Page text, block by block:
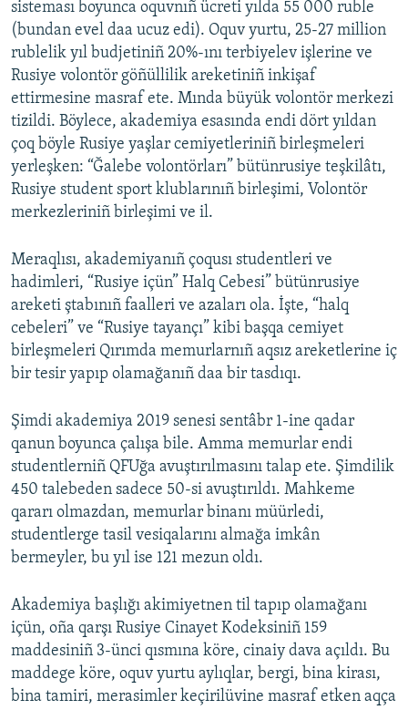
sisteması boyunca oquvnıñ ücreti yılda 55 000 ruble
(bundan evel daa ucuz edi). Oquv yurtu, 25-27 million
rublelik yıl budjetiniñ 20%-ını terbiyelev işlerine ve
Rusiye volontör göñüllilik areketiniñ inkişaf
ettirmesine masraf ete. Mında büyük volontör merkezi
tizildi. Böylece, akademiya esasında endi dört yıldan
çoq böyle Rusiye yaşlar cemiyetleriniñ birleşmeleri
yerleşken: “Ğalebe volontörları” bütünrusiye teşkilâtı,
Rusiye student sport klublarınıñ birleşimi, Volontör
merkezleriniñ birleşimi ve il.
Meraqlısı, akademiyanıñ çoqusı studentleri ve
hadimleri, “Rusiye içün” Halq Cebesi” bütünrusiye
areketi ştabınıñ faalleri ve azaları ola. İşte, “halq
cebeleri” ve “Rusiye tayançı” kibi başqa cemiyet
birleşmeleri Qırımda memurlarnıñ aqsız areketlerine iç
bir tesir yapıp olamağanıñ daa bir tasdıqı.
Şimdi akademiya 2019 senesi sentâbr 1-ine qadar
qanun boyunca çalışa bile. Amma memurlar endi
studentlerniñ QFUğa avuştırılmasını talap ete. Şimdilik
450 talebeden sadece 50-si avuştırıldı. Mahkeme
qararı olmazdan, memurlar binanı müürledi,
studentlerge tasil vesiqalarını almağa imkân
bermeyler, bu yıl ise 121 mezun oldı.
Akademiya başlığı akimiyetnen til tapıp olamağanı
içün, oña qarşı Rusiye Cinayet Kodeksiniñ 159
maddesiniñ 3-ünci qısmına köre, cinaiy dava açıldı. Bu
maddege köre, oquv yurtu aylıqlar, bergi, bina kirası,
bina tamiri, merasimler keçirilüvine masraf etken aqça